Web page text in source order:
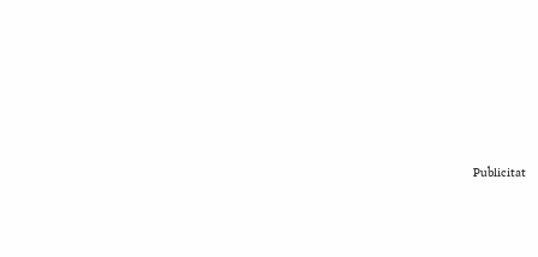
Publicitat